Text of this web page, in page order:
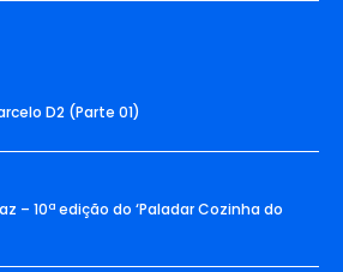
D2 (Parte 01)
– 10ª edição do ‘Paladar Cozinha do